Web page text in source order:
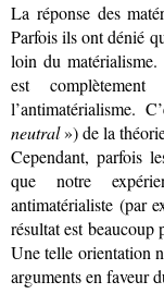
La réponse des
Parfois ils ont dénié
loin du matérialisme.
est
l’antimatérialisme.
neutral») de la
Cependant, parfois
que notre
antimatérialiste (par
résultat est beaucoup
Une telle orientation
arguments en faveur